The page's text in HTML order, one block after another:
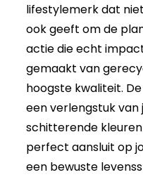
lifestylemerk dat
ook geeft om de
actie die echt
gemaakt van
hoogste kwaliteit. De
een verlengstuk
schitterende
perfect aansluit op
een bewuste